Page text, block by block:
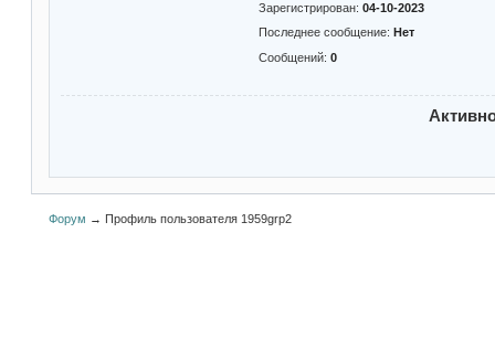
Зарегистрирован: 04-10-2023
Последнее сообщение: Нет
Сообщений: 0
Форум → Профиль пользователя 1959grp2